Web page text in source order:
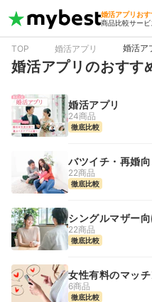
婚活アプリおす
商品比較サービ
TOP 婚活アプリ 婚活ア
婚活アプリのおすす
婚活アプリ
24商品
徹底比較
バツイチ・再婚
22商品
徹底比較
シングルマザー
22商品
徹底比較
女性有料のマッ
6商品
徹底比較